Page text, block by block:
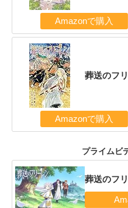
Amazonで購入
葬送のフ
Amazonで購入
プライムビ
葬送のフ